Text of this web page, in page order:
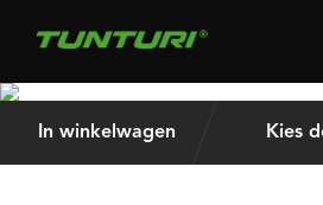
TUNTURISIGNATURE T60
Daag jezelf
In winkelwagen Kies